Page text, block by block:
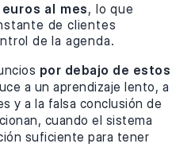
al mes, lo que
de clientes
de la agenda.
por debajo de estos
a un aprendizaje lento, a
y a la falsa conclusión de
cuando el sistema
suficiente para tener